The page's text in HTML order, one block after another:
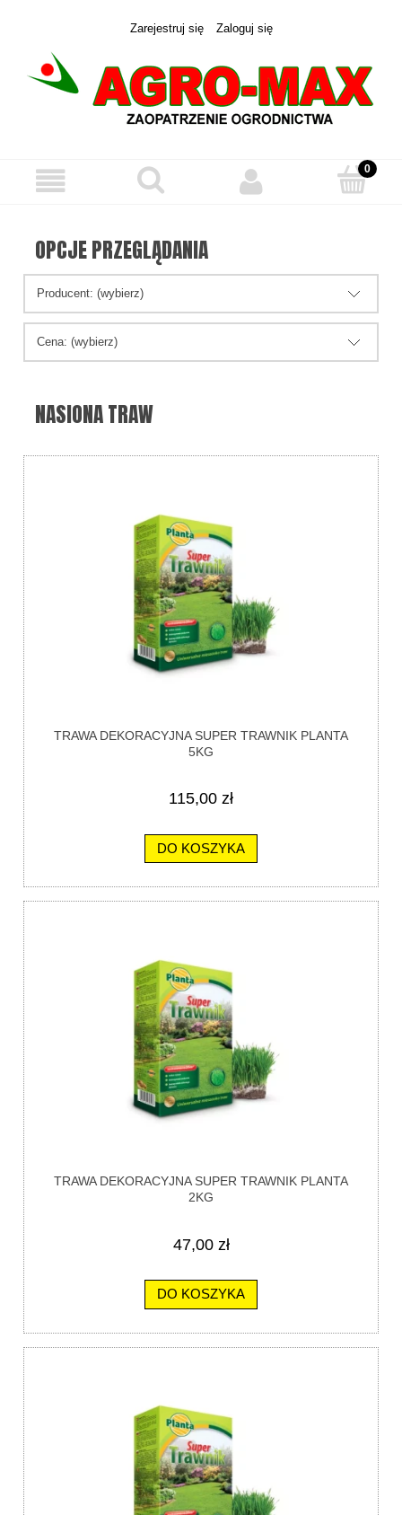
Zarejestruj się Zaloguj się
OPCJE PRZEGLĄDANIA
Producent: (wybierz)
Cena: (wybierz)
NASIONA TRAW
TRAWA DEKORACYJNA SUPER TRAWNIK PLANTA
5KG
115,00 zł
DO KOSZYKA
TRAWA DEKORACYJNA SUPER TRAWNIK PLANTA
2KG
47,00 zł
DO KOSZYKA